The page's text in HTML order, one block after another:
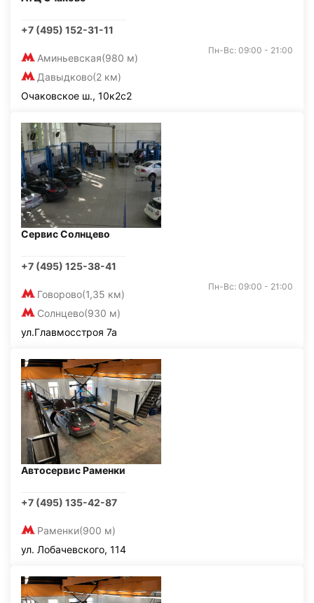
+7 (495) 152-31-11
Аминьевская(980 м)
Давыдково(2 км)
Пн-Вс: 09:00 - 21:00
Очаковское ш., 10к2с2
Сервис Солнцево
+7 (495) 125-38-41
Говорово(1,35 км)
Солнцево(930 м)
Пн-Вс: 09:00 - 21:00
ул.Главмосстроя 7а
Автосервис Раменки
+7 (495) 135-42-87
Раменки(900 м)
ул. Лобачевского, 114